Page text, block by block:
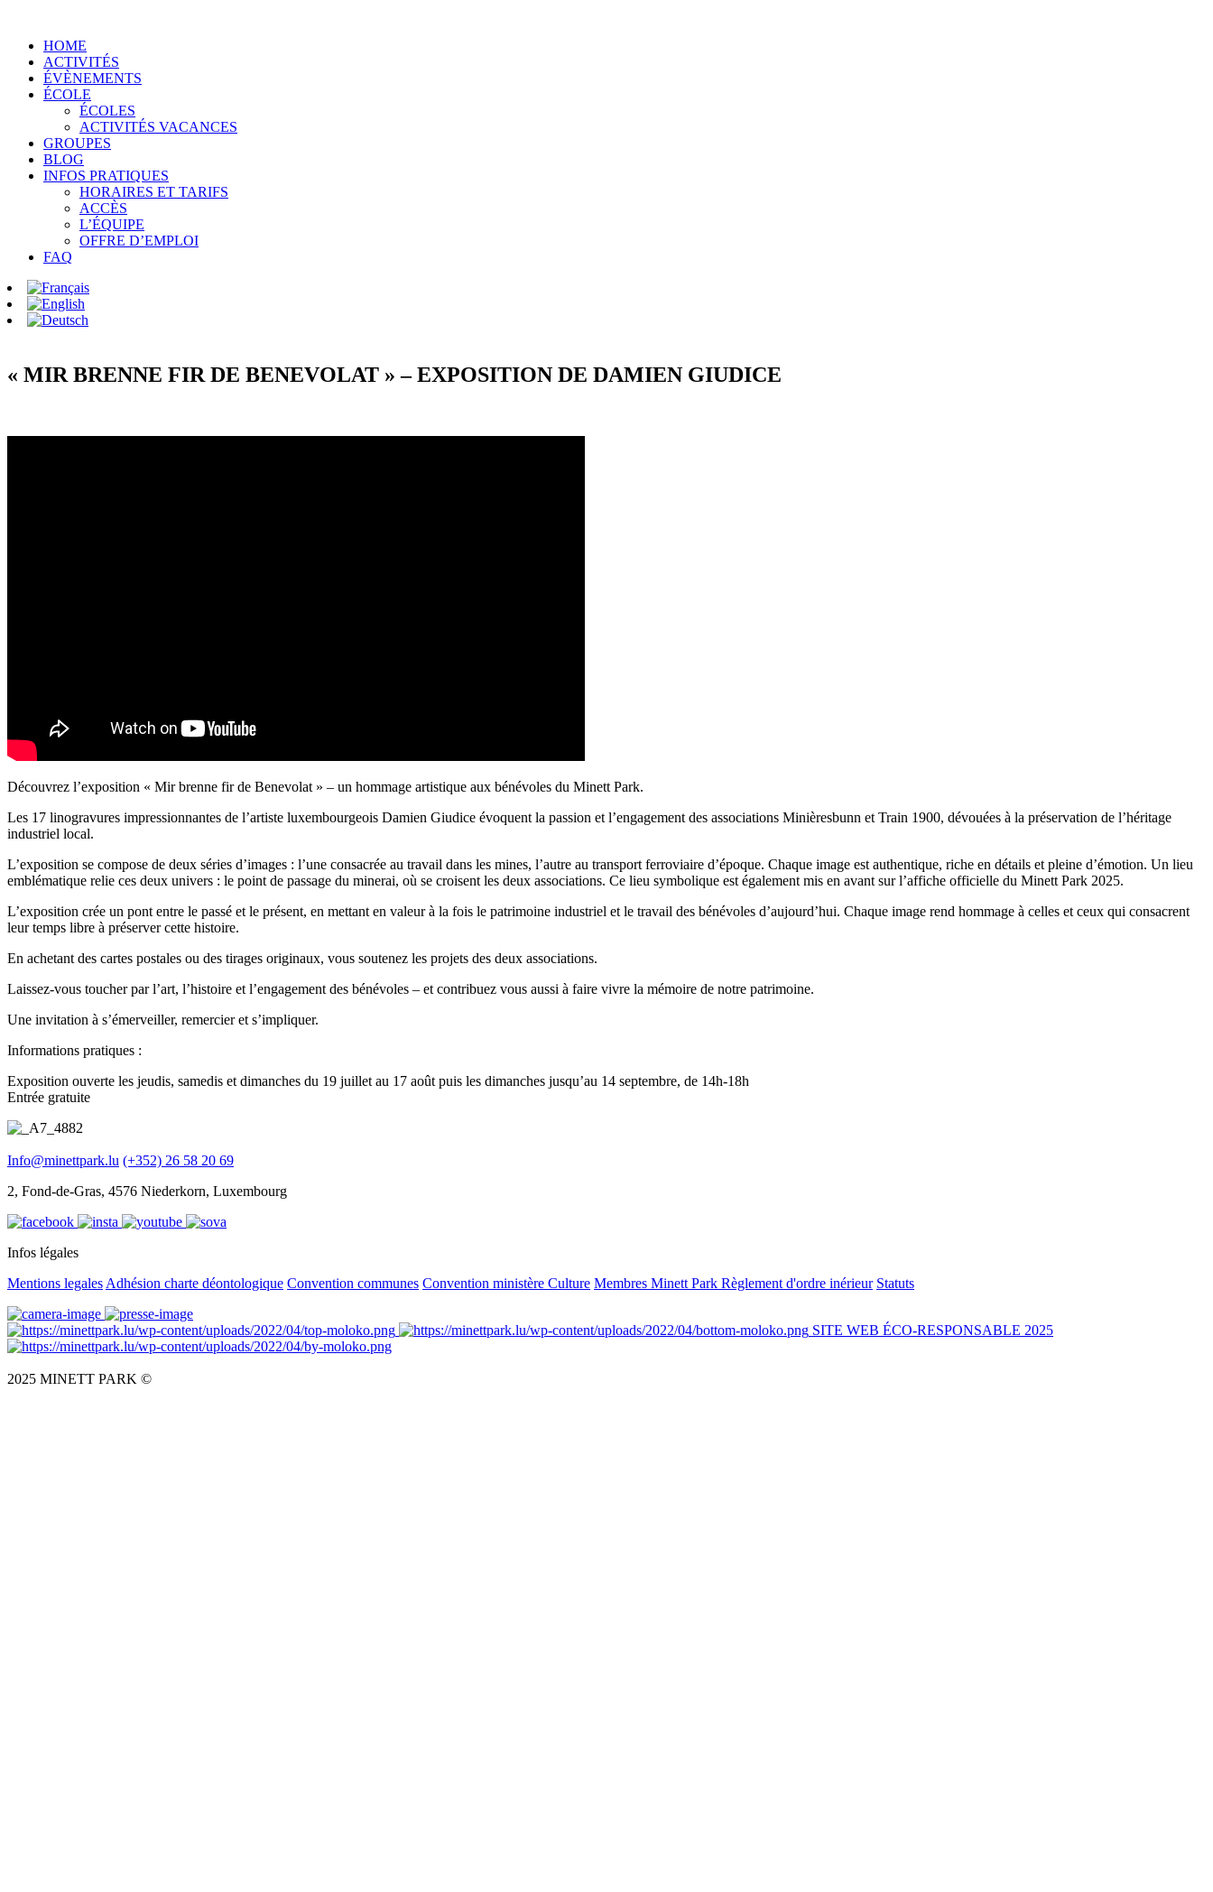
HOME
ACTIVITÉS
ÉVÈNEMENTS
ÉCOLE
ÉCOLES
ACTIVITÉS VACANCES
GROUPES
BLOG
INFOS PRATIQUES
HORAIRES ET TARIFS
ACCÈS
L’ÉQUIPE
OFFRE D’EMPLOI
FAQ
« MIR BRENNE FIR DE BENEVOLAT » – EXPOSITION DE DAMIEN GIUDICE
Découvrez l’exposition « Mir brenne fir de Benevolat » – un hommage artistique aux bénévoles du Minett Park.
Les 17 linogravures impressionnantes de l’artiste luxembourgeois Damien Giudice évoquent la passion et l’engagement des associations Minièresbunn et Train 1900, dévouées à la préservation de l’héritage
industriel local.
L’exposition se compose de deux séries d’images : l’une consacrée au travail dans les mines, l’autre au transport ferroviaire d’époque. Chaque image est authentique, riche en détails et pleine d’émotion. Un lieu
emblématique relie ces deux univers : le point de passage du minerai, où se croisent les deux associations. Ce lieu symbolique est également mis en avant sur l’affiche officielle du Minett Park 2025.
L’exposition crée un pont entre le passé et le présent, en mettant en valeur à la fois le patrimoine industriel et le travail des bénévoles d’aujourd’hui. Chaque image rend hommage à celles et ceux qui consacrent
leur temps libre à préserver cette histoire.
En achetant des cartes postales ou des tirages originaux, vous soutenez les projets des deux associations.
Laissez-vous toucher par l’art, l’histoire et l’engagement des bénévoles – et contribuez vous aussi à faire vivre la mémoire de notre patrimoine.
Une invitation à s’émerveiller, remercier et s’impliquer.
Informations pratiques :
Exposition ouverte les jeudis, samedis et dimanches du 19 juillet au 17 août puis les dimanches jusqu’au 14 septembre, de 14h-18h
Entrée gratuite
Info@minettpark.lu (+352) 26 58 20 69
2, Fond-de-Gras, 4576 Niederkorn, Luxembourg
Infos légales
Mentions legales Adhésion charte déontologique Convention communes Convention ministère Culture Membres Minett Park Règlement d'ordre inérieur Statuts
SITE WEB ÉCO-RESPONSABLE 2025
2025 MINETT PARK ©